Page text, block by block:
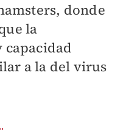
donde
la
capacidad
a la del virus